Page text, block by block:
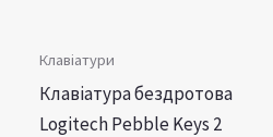
Клавіатури
Клавiатура бездротова
Logitech Pebble Keys 2